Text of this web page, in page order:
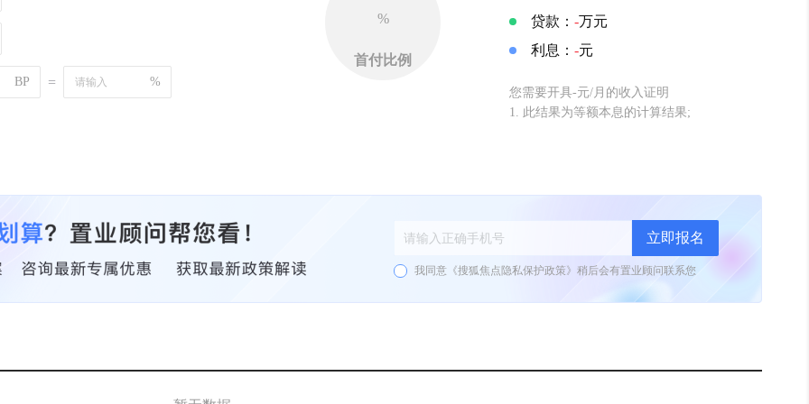
BP = %
贷款： -万元
利息： -元
您需要开具-元/月的收入证明
1. 此结果为等额本息的计算结果;
%
首付比例
立即报名
我同意《搜狐焦点隐私保护政策》 稍后会有置业顾问联系您